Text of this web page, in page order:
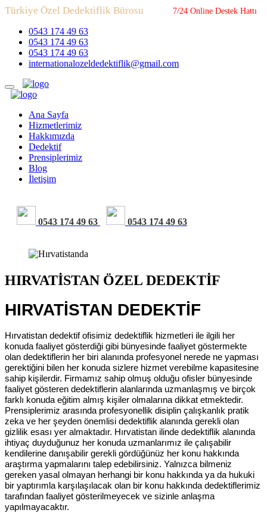
Türkiye Özel Dedektiflik Bürosu 7/24 Online Destek Hattı
0543 174 49 63
0543 174 49 63
0543 174 49 63
internationalozeldedektiflik@gmail.com
Ana Sayfa
Hizmetlerimiz
Hakkımızda
Dedektif
Prensiplerimiz
Blog
İletişim
0543 174 49 63 0543 174 49 63
HIRVATİSTAN ÖZEL DEDEKTİF
HIRVATİSTAN DEDEKTİF
Hırvatistan dedektif ofisimiz dedektiflik hizmetleri ile ilgili her
konuda faaliyet gösterdiği gibi bünyesinde faaliyet göstermekte
olan dedektiflerin her biri alanında profesyonel nerede ne yapması
gerektiğini bilen her konuda sizlere hizmet verebilme kapasitesine
sahip kişilerdir. Firmamız sahip olmuş olduğu ofisler bünyesinde
faaliyet gösteren dedektiflerin alanlarında uzmanlaşmış ve birçok
farklı konuda eğitim almış kişiler olmalarına dikkat etmektedir.
Prensiplerimiz arasında profesyonellik disiplin çalışkanlık pratik
zeka ve her şeyden önemlisi dedektiflik alanında gerekli olan
gizlilik esası yer almaktadır. Hırvatistan ilinde dedektiflik alanında
ihtiyaç duyduğunuz her konuda uzmanlarımız ile çalışabilir
kendilerine danışabilir gerekli gördüğünüz her konu hakkında
araştırma yapmalarını talep edebilirsiniz. Yalnızca bilmeniz
gereken yasal olmayan herhangi bir konu hakkında ya da hukuki
bir yaptırımla karşılaşılacak olan bir konu hakkında dedektiflerimiz
tarafından faaliyet gösterilmeyecek ve sizinle anlaşma
yapılmayacaktır.